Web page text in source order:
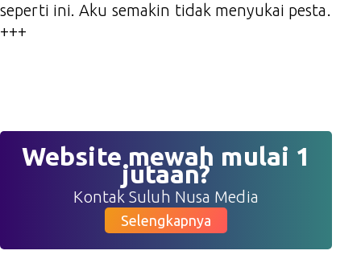
seperti ini. Aku semakin tidak menyukai pesta.
+++
Website mewah mulai 1
jutaan?
Kontak Suluh Nusa Media
Selengkapnya